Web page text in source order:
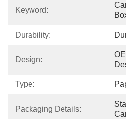
Keyword:
Durability:
Design:
Type:
Packaging Details: